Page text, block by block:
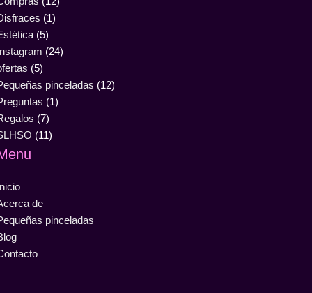
(1)
(5)
(24)
(5)
pinceladas (12)
(1)
(7)
(11)
de
pinceladas